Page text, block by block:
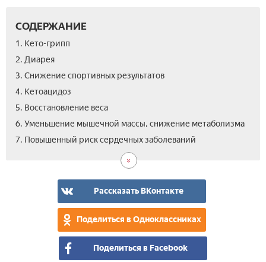
СОДЕРЖАНИЕ
1. Кето-грипп
2. Диарея
3. Снижение спортивных результатов
4. Кетоацидоз
5. Восстановление веса
6. Уменьшение мышечной массы, снижение метаболизма
7. Повышенный риск сердечных заболеваний
Рассказать ВКонтакте
Поделиться в Одноклассниках
Поделиться в Facebook